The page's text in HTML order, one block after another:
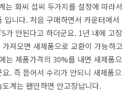
는 화씨 섭씨 두가지를 설정에 따라서
입니다. 처음 구매하면서 카운터에서
가 안된다고 하더군요. 1년 내에 고장
져오면 새제품으로 교환이 가능하고
는 제품가격의 30%를 내면 새제품으
. 즉 뜯어서 수리가 안되니 새제품으
계는 왠만하면 안고장납니다.